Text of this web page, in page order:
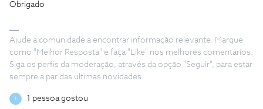
Obrigado
Ajude a comunidade a encontrar informação relevante. Marque
como "Melhor Resposta" e faça "Like" nos melhores comentários.
Siga os perfis da moderação, através da opção "Seguir", para estar
sempre a par das ultimas novidades.
T 1 pessoa gostou